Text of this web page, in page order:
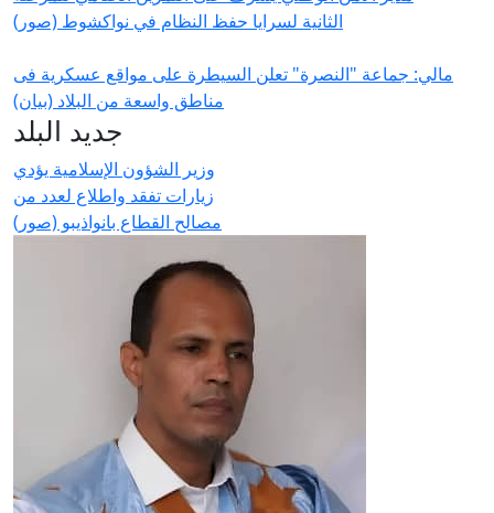
الثانية لسرايا حفظ النظام في نواكشوط (صور)
مالي: جماعة "النصرة" تعلن السيطرة على مواقع عسكرية فى
مناطق واسعة من البلاد (بيان)
جديد البلد
وزير الشؤون الإسلامية يؤدي
زيارات تفقد واطلاع لعدد من
مصالح القطاع بانواذيبو (صور)